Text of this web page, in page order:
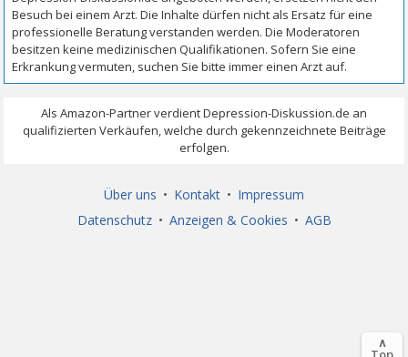
Über uns • Kontakt • Impressum
Datenschutz • Anzeigen & Cookies • AGB
∧